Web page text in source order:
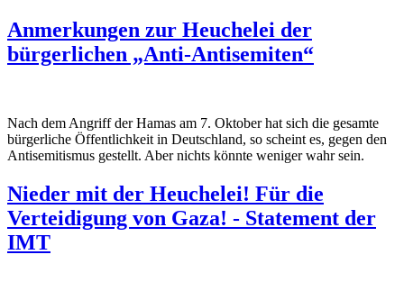
Anmerkungen zur Heuchelei der
bürgerlichen „Anti-Antisemiten“
Nach dem Angriff der Hamas am 7. Oktober hat sich die gesamte
bürgerliche Öffentlichkeit in Deutschland, so scheint es, gegen den
Antisemitismus gestellt. Aber nichts könnte weniger wahr sein.
Nieder mit der Heuchelei! Für die
Verteidigung von Gaza! - Statement der
IMT